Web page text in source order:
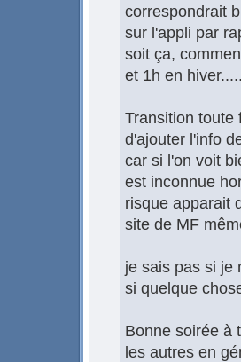
correspondrait
sur l'appli par
soit ça,
et 1h en hiver.....
Transition toute
d'ajouter l'info
car si l'on voit
est inconnue
risque apparait
site de MF
je sais pas si je
si quelque
Bonne soirée à
les autres en